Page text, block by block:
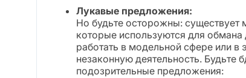
Лукавые предложения:
Но будьте осторожны:
которые используются для
работать в модельной сфере или в
незаконную деятельность. Будьте
подозрительные предложения: